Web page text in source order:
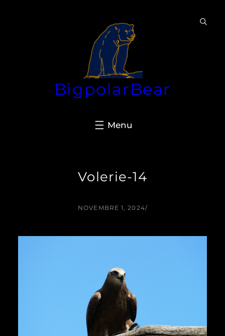
BigpolarBear
Volerie-14
NOVEMBRE 1, 2024/